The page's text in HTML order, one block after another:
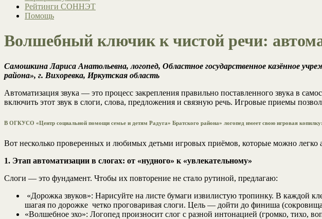
Рейтинги СОННЭТ
Помощь
Волшебный ключик к чистой речи:
Самошкина Лариса Анатольевна, логопед, Областное государственное казённое
района», г. Вихоревка, Иркутская область
Автоматизация звука — это процесс закрепления правильно поставленного звука в
включить этот звук в слоги, слова, предложения и связную речь. Игровые приемы
В ОГКУСО «Центр социальной помощи семье и детям Радуга» Братского района» логопед имеет свою игровая
Вот несколько проверенных и любимых детьми игровых приёмов, которые можно легко
1. Этап автоматизации в слогах: от «нудного» к «увлекательному»
Слоги — это фундамент. Чтобы их повторение не стало рутиной, предлагаю:
«Дорожка звуков»: Нарисуйте на листе бумаги извилистую тропинку. В каждой
шагая по дорожке четко проговаривая слоги. Цель — дойти до финиша
«Волшебное эхо»: Логопед произносит слог с разной интонацией (громко, тихо,